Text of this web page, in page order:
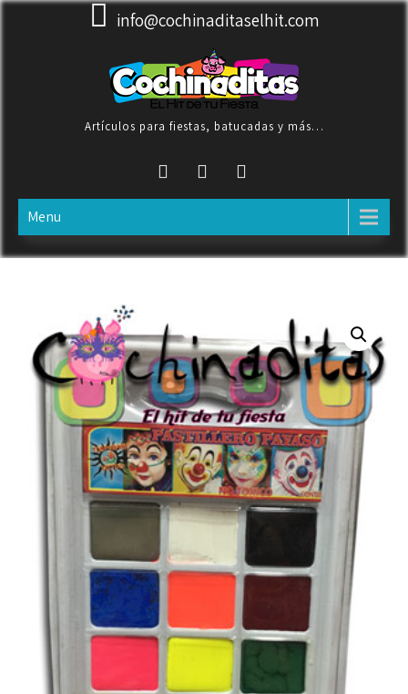
Skip
info@cochinaditaselhit.com
Artículos para fiestas, batucadas y más…
Menu